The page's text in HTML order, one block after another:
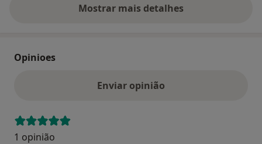
Mostrar mais detalhes
sobre o endereço
Opinioes
Enviar opinião
1 opinião